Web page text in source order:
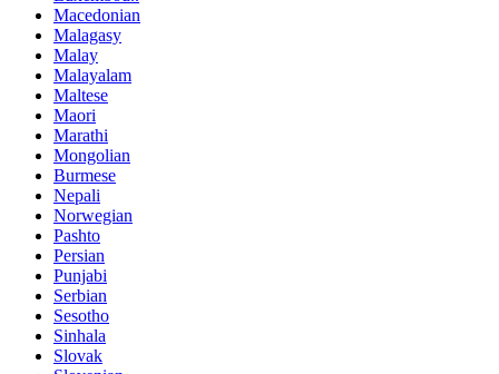
Macedonian
Malagasy
Malay
Malayalam
Maltese
Maori
Marathi
Mongolian
Burmese
Nepali
Norwegian
Pashto
Persian
Punjabi
Serbian
Sesotho
Sinhala
Slovak